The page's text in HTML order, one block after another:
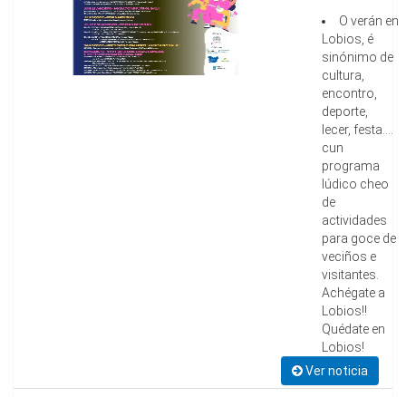
O verán en
Lobios, é
sinónimo de
cultura,
encontro,
deporte,
lecer, festa....
cun
programa
lúdico cheo
de
actividades
para goce de
veciños e
visitantes.
Achégate a
Lobios!!
Quédate en
Lobios!
Ver noticia